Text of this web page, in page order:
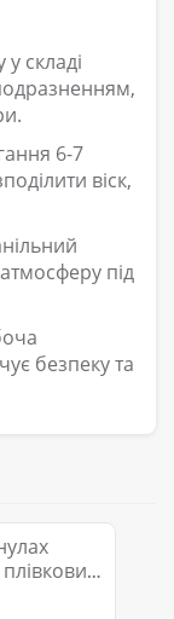
у складі
6-7
віск,
під
безпеку та